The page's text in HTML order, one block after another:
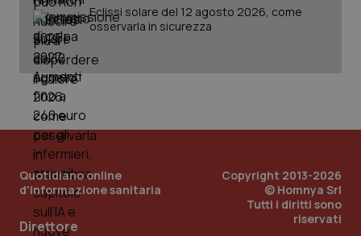
Eclissi solare del 12 agosto 2026, come
osservarla in sicurezza
Quotidiano online
d'informazione sanitaria
Direttore
Copyright 2013-2026
© Homnya Srl
Tutti i diritti sono
riservati
tracking-sites-ironfish-
_ga
Google LLC
1